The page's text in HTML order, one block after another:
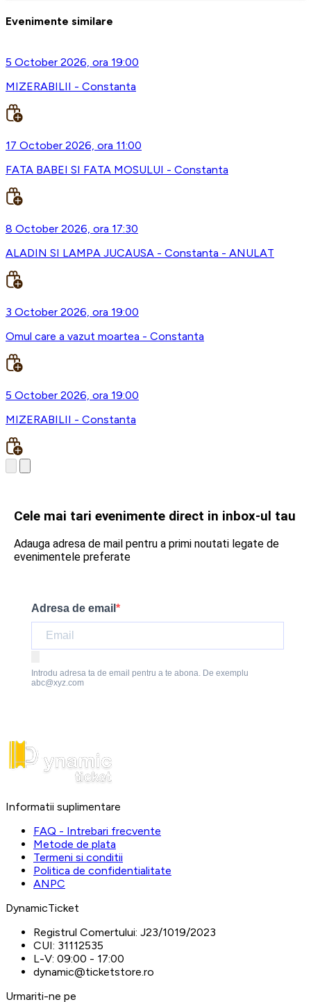
Evenimente similare
5 October 2026, ora 19:00
MIZERABILII - Constanta
17 October 2026, ora 11:00
FATA BABEI SI FATA MOSULUI - Constanta
8 October 2026, ora 17:30
ALADIN SI LAMPA JUCAUSA - Constanta - ANULAT
3 October 2026, ora 19:00
Omul care a vazut moartea - Constanta
5 October 2026, ora 19:00
MIZERABILII - Constanta
Cele mai tari evenimente direct in inbox-ul tau
Adauga adresa de mail pentru a primi noutati legate de
evenimentele preferate
Adresa de email
Introdu adresa ta de email pentru a te abona. De exemplu
abc@xyz.com
Informatii suplimentare
FAQ - Intrebari frecvente
Metode de plata
Termeni si conditii
Politica de confidentialitate
ANPC
DynamicTicket
Registrul Comertului: J23/1019/2023
CUI: 31112535
L-V: 09:00 - 17:00
dynamic@ticketstore.ro
Urmariti-ne pe